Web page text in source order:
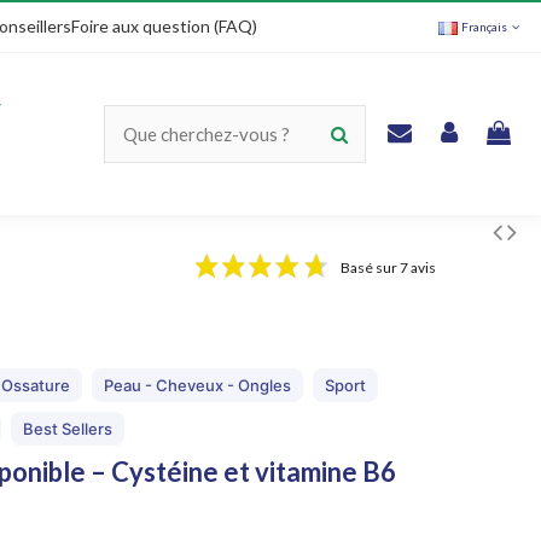
Foire aux question (FAQ) Français
Basé sur 7 avis
Ossature Peau - Cheveux - Ongles Sport
Best Sellers
– Cystéine et vitamine B6